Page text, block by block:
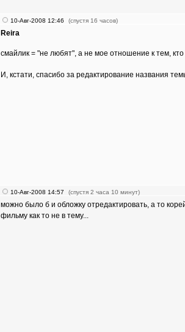
10-Авг-2008 12:46 (спустя 16 часов)
Reira
смайлик = "не любят", а не мое отношение к тем,
И, кстати, спасибо за редактирование названия
10-Авг-2008 14:57 (спустя 2 часа 10 минут)
можно было б и обложку отредактировать, а то
фильму как то не в тему...